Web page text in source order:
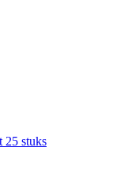
25 stuks